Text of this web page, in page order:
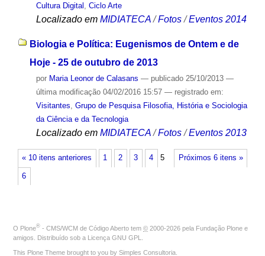
Cultura Digital Ciclo Arte
Localizado em MIDIATECA /Fotos /Eventos 2014
Biologia e Política: Eugenismos de Ontem e de
Hoje - 25 de outubro de 2013
por Maria Leonor de Calasans — publicado25/10/2013 —
última modificação04/02/2016 15:57 — registrado em:
Visitantes, Grupo de Pesquisa Filosofia, História e Sociologia
da Ciência e da Tecnologia
Localizado em MIDIATECA /Fotos /Eventos 2013
« 10 itens anteriores Próximos 6 itens »
1 2 3 4 5
6
O Plone® - CMS/WCM de Código Aberto tem © 2000-2026 pela Fundação Plone e
amigos. Distribuído sob a Licença GNU GPL
This Plone Theme brought to you by Simples Consultoria